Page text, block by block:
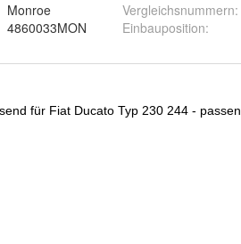
Monroe
4860033MON
Vergleichsnummern:
Einbauposition: